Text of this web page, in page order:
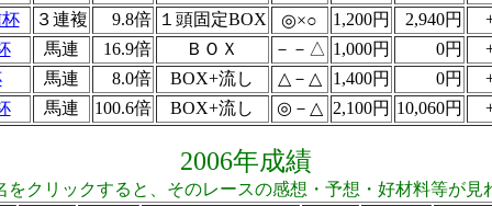
３連複 9.8倍 １頭固定BOX ◎×○ 1,200円 2,940円
馬連 16.9倍 ＢＯＸ －－△ 1,000円 0円
馬連 8.0倍 BOX+流し △－△ 1,400円 0円
馬連 100.6倍 BOX+流し ◎－△ 2,100円 10,060円
2006年成績
をクリックすると、そのレースの感想・予想・好材料等が見